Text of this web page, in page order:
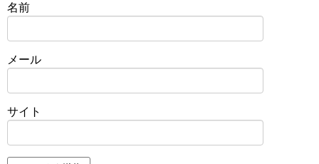
名前
メール
サイト